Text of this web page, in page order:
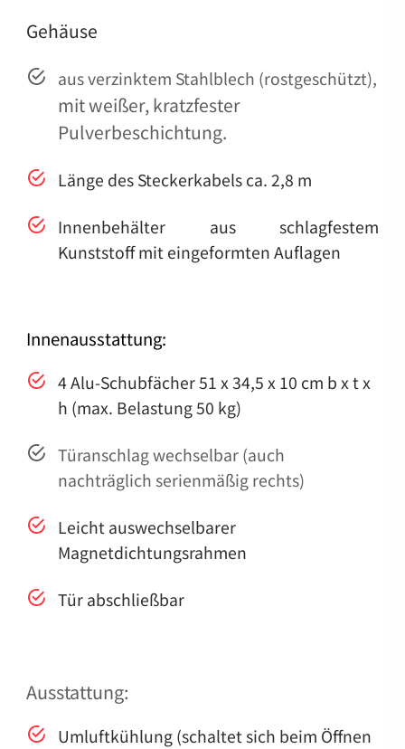
Gehäuse
aus verzinktem Stahlblech (rostgeschützt),
mit weißer, kratzfester
Pulverbeschichtung.
Länge des Steckerkabels ca. 2,8 m
Innenbehälter aus schlagfestem
Kunststoff mit eingeformten Auflagen
Innenausstattung:
4 Alu-Schubfächer 51 x 34,5 x 10 cm b x t x
h (max. Belastung 50 kg)
Türanschlag wechselbar (auch
nachträglich serienmäßig rechts)
Leicht auswechselbarer
Magnetdichtungsrahmen
Tür abschließbar
Ausstattung:
Umluftkühlung (schaltet sich beim Öffnen